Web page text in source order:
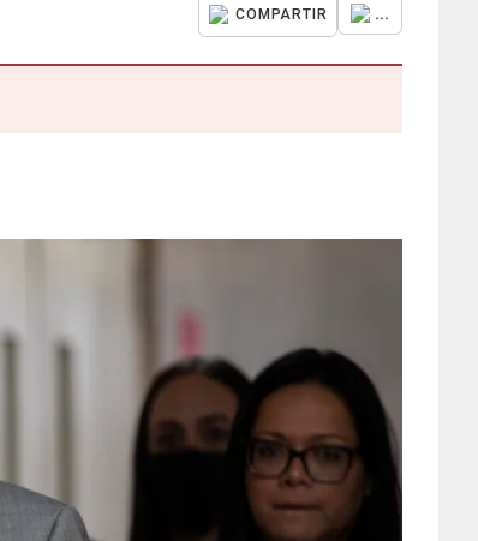
COMPARTIR ...